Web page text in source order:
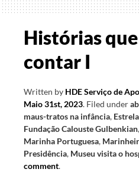
I
Histórias
contar I
Written by HDE Serviço de
Maio 31st, 2023. Filed under
maus-tratos na infância,
Fundação Calouste Gulbenkian,
Marinha Portuguesa,
Presidência, Museu visita o
comment.